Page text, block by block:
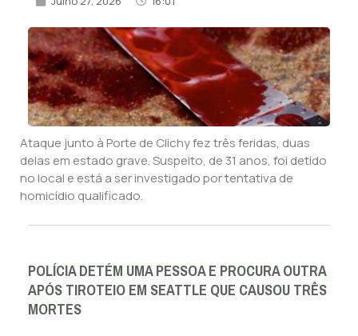
Ataque junto à Porte de Clichy fez três feridas, duas
delas em estado grave. Suspeito, de 31 anos, foi detido
no local e está a ser investigado por tentativa de
homicídio qualificado.
POLÍCIA DETÉM UMA PESSOA E PROCURA OUTRA
APÓS TIROTEIO EM SEATTLE QUE CAUSOU TRÊS
MORTES